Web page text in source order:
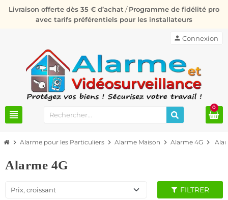
Livraison offerte dès 35 € d’achat /Programme de fidélité pro
avec tarifs préférentiels pour les installateurs
view_headline
person Connexion
0
chevron_right Alarme pour les Particuliers chevron_right Alarme Maison chevron_right Alarme 4G chevron_right
Alarme 4G
Prix, croissant FILTRER